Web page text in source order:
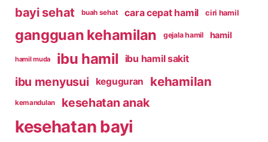
bayi sehat buah sehat cara cepat hamil ciri hamil
gangguan kehamilan gejala hamil hamil
hamil muda ibu hamil ibu hamil sakit
ibu menyusui keguguran kehamilan
kemandulan kesehatan anak
kesehatan bayi